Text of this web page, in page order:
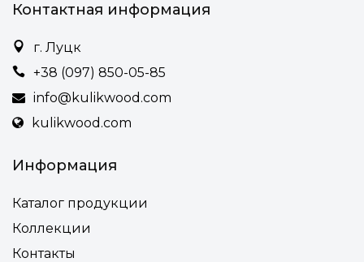
велюр)
• Мягкая часть на замках, позволяющая ее разобрать и
постирать.
общественного места)
• Возможность смены высоты ножек (или подножки) под
нестандартную столешницу по индивидуальному
запросу клиента
Контактная информация
г. Луцк
+38 (097) 850-05-85
info@kulikwood.com
kulikwood.com
Информация
Каталог продукции
Коллекции
Контакты